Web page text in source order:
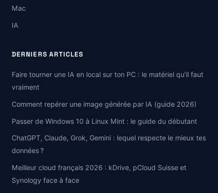
Mac
IA
DERNIERS ARTICLES
Faire tourner une IA en local sur ton PC : le matériel qu’il faut
vraiment
Comment repérer une image générée par IA (guide 2026)
Passer de Windows 10 à Linux Mint : le guide du débutant
ChatGPT, Claude, Grok, Gemini : lequel respecte le mieux tes
données ?
Meilleur cloud français 2026 : kDrive, pCloud Suisse et
Synology face à face